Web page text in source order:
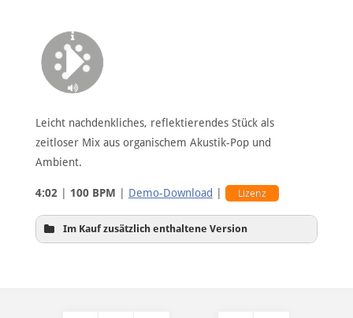
Leicht nachdenkliches, reflektierendes Stück als
zeitloser Mix aus organischem Akustik-Pop und
Ambient.
4:02| 100 BPM Demo-Download Lizenz
Im Kauf zusätzlich enthaltene Version